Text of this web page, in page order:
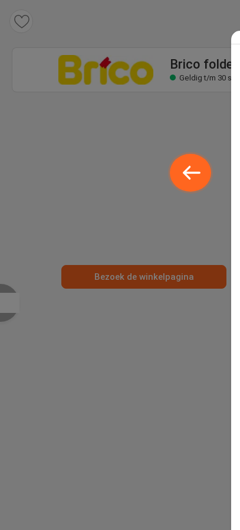
Brico folder
Geldig t/m 30 sep
Bezoek de winkelpagina